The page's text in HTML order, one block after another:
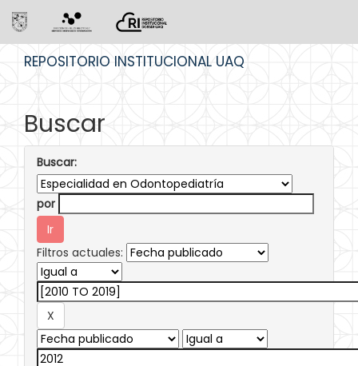
REPOSITORIO INSTITUCIONAL UAQ
Buscar
Buscar:
por
Filtros actuales: